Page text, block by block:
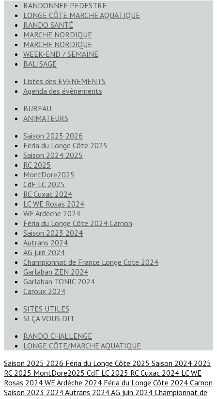
RANDONNEE PEDESTRE
LONGE CÔTE MARCHE AQUATIQUE
RANDO SANTÉ
MARCHE NORDIQUE
MARCHE NORDIQUE
WEEK-END / SEMAINE
BALISAGE
Listes des EVENEMENTS
Agenda des évènements
BUREAU
ANIMATEURS
Saison 2025 2026
Féria du Longe Côte 2025
Saison 2024 2025
RC 2025
MontDore2025
CdF LC 2025
RC Cuxac 2024
LC WE Rosas 2024
WE Ardèche 2024
Féria du Longe Côte 2024 Carnon
Saison 2023 2024
Autrans 2024
AG juin 2024
Championnat de France Longe Cote 2024
Garlaban ZEN 2024
Garlaban TONIC 2024
Caroux 2024
SITES UTILES
SI ÇA VOUS DIT
RANDO CHALLENGE
LONGE CÔTE/MARCHE AQUATIQUE
Saison 2025 2026 Féria du Longe Côte 2025 Saison 2024 2025
RC 2025 MontDore2025 CdF LC 2025 RC Cuxac 2024 LC WE
Rosas 2024 WE Ardèche 2024 Féria du Longe Côte 2024 Carnon
Saison 2023 2024Autrans 2024AG juin 2024 Championnat de